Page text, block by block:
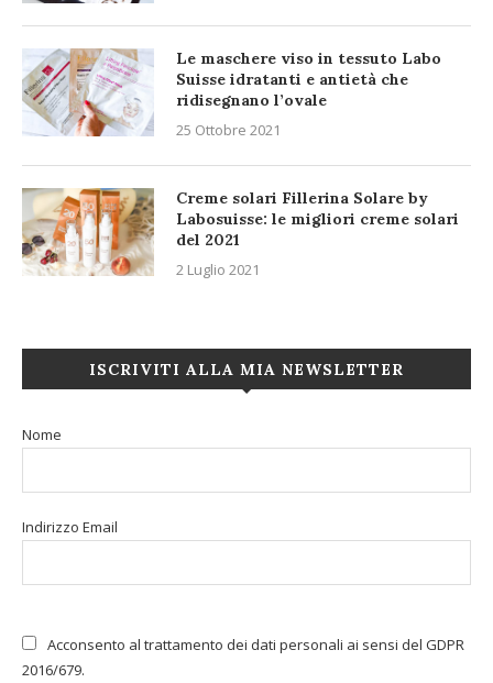
Le maschere viso in tessuto Labo
Suisse idratanti e antietà che
ridisegnano l’ovale
25 Ottobre 2021
Creme solari Fillerina Solare by
Labosuisse: le migliori creme solari
del 2021
2 Luglio 2021
ISCRIVITI ALLA MIA NEWSLETTER
Nome
Indirizzo Email
Acconsento al trattamento dei dati personali ai sensi del GDPR
2016/679.